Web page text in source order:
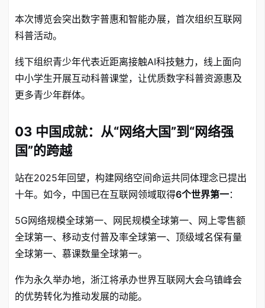
本次博览会突出数字普惠和智能办展，首次组织互联网
科普活动。
线下组织青少年代表近距离接触AI科技魅力，线上面向
中小学生开展互动科普课堂，让优质数字科普资源惠及
更多青少年群体。
03 中国成就：从“网络大国”到“网络强
国”的跨越
站在2025年回望，构建网络空间命运共同体理念已提出
十年。如今，中国已在互联网领域取得6个世界第一：
5G网络规模全球第一、网民规模全球第一、网上零售额
全球第一、移动支付普及率全球第一、顶级域名保有量
全球第一、慕课数量全球第一。
作为永久举办地，浙江将承办世界互联网大会乌镇峰会
的优势转化为推动发展的动能。